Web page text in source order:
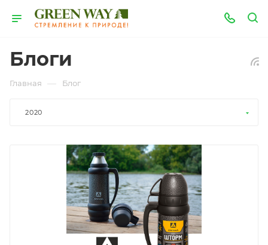
Блоги
Главная — Блог
2020